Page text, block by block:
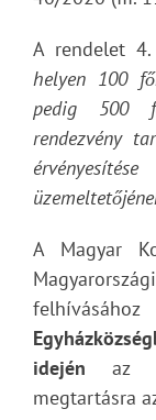
A rendelet 4.
helyen 100
pedig 500
rendezvény
A Magyar
idején az
megtartásra